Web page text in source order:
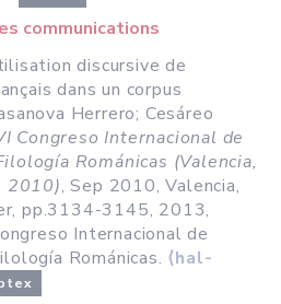
communications
discursive de
dans un corpus
Herrero; Cesáreo
Congreso Internacional de
Románicas (Valencia,
2010), Sep 2010, Valencia,
pp.3134-3145, 2013,
Internacional de
Románicas. ⟨hal-